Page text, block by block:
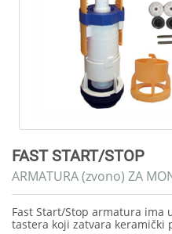
FAST START/STOP
ARMATURA (zvono) ZA
Fast Start/Stop armatura ima
tastera koji zatvara keramički